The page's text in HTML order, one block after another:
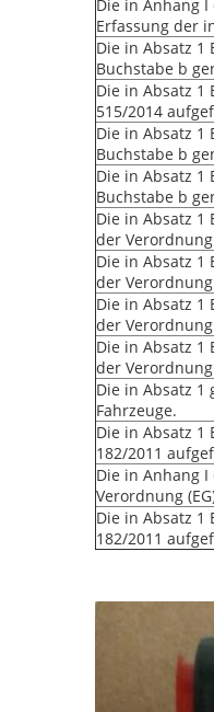
Die in Anhang
Erfassung der
Die in Absatz
Buchstabe b
Die in Absatz 1
515/2014
Die in Absatz
Buchstabe b
Die in Absatz
Buchstabe b
Die in Absatz 1
der
Die in Absatz 1
der
Die in Absatz 1
der
Die in Absatz 1
der
Die in Absatz
Fahrzeuge.
Die in Absatz 1
182/2011
Die in Anhang
Verordnung
Die in Absatz 1
182/2011